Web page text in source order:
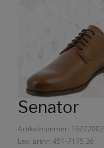
Senator
Artikelnummer: 16222002
Lev. artnr: 451-7175 36